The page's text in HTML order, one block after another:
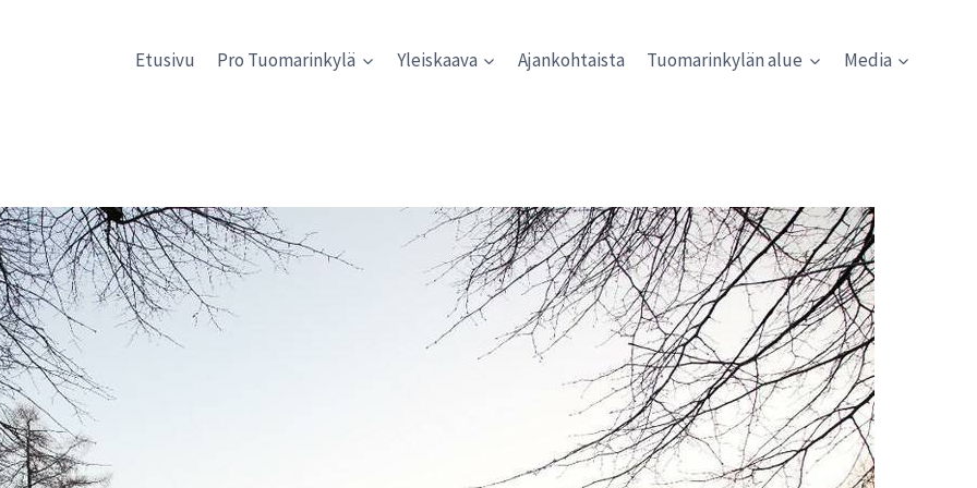
Etusivu Pro Tuomarinkylä Yleiskaava Ajankohtaista Tuomarinkylän alue Media